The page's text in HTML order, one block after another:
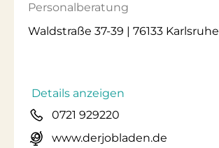
Personalberatung
Waldstraße 37-39 | 76133 Karlsruhe
Details anzeigen
0721 929220
www.derjobladen.de